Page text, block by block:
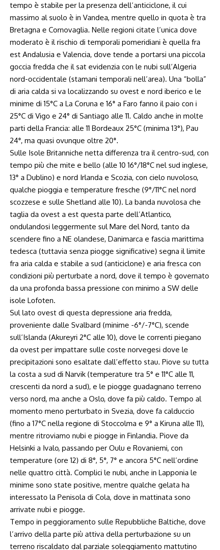
tempo è stabile per la presenza dell’anticiclone, il cui
massimo al suolo è in Vandea, mentre quello in quota è tra
Bretagna e Cornovaglia. Nelle regioni citate l’unica dove
moderato è il rischio di temporali pomeridiani è quella fra
est Andalusia e Valencia, dove tende a portarsi una piccola
goccia fredda che il sat evidenzia con le nubi sull’Algeria
nord-occidentale (stamani temporali nell’area). Una “bolla”
di aria calda si va localizzando su ovest e nord iberico e le
minime di 15°C a La Coruna e 16° a Faro fanno il paio con i
25°C di Vigo e 24° di Santiago alle 11. Caldo anche in molte
parti della Francia: alle 11 Bordeaux 25°C (minima 13°), Pau
24°, ma quasi ovunque oltre 20°.
Sulle Isole Britanniche netta differenza tra il centro-sud, con
tempo più che mite e bello (alle 10 16°/18°C nel sud inglese,
13° a Dublino) e nord Irlanda e Scozia, con cielo nuvoloso,
qualche pioggia e temperature fresche (9°/11°C nel nord
scozzese e sulle Shetland alle 10). La banda nuvolosa che
taglia da ovest a est questa parte dell’Atlantico,
ondulandosi leggermente sul Mare del Nord, tanto da
scendere fino a NE olandese, Danimarca e fascia marittima
tedesca (tuttavia senza piogge significative) segna il limite
fra aria calda e stabile a sud (anticiclone) e aria fresca con
condizioni più perturbate a nord, dove il tempo è governato
da una profonda bassa pressione con minimo a SW delle
isole Lofoten.
Sul lato ovest di questa depressione aria fredda,
proveniente dalle Svalbard (minime -6°/-7°C), scende
sull’Islanda (Akureyri 2°C alle 10), dove le correnti piegano
da ovest per impattare sulle coste norvegesi dove le
precipitazioni sono esaltate dall’effetto stau. Piove su tutta
la costa a sud di Narvik (temperature tra 5° e 11°C alle 11,
crescenti da nord a sud), e le piogge guadagnano terreno
verso nord, ma anche a Oslo, dove fa più caldo. Tempo al
momento meno perturbato in Svezia, dove fa calduccio
(fino a 17°C nella regione di Stoccolma e 9° a Kiruna alle 11),
mentre ritroviamo nubi e piogge in Finlandia. Piove da
Helsinki a Ivalo, passando per Oulu e Rovaniemi, con
temperature (ore 12) di 8°, 5°, 7° e ancora 5°C nell’ordine
nelle quattro città. Complici le nubi, anche in Lapponia le
minime sono state positive, mentre qualche gelata ha
interessato la Penisola di Cola, dove in mattinata sono
arrivate nubi e piogge.
Tempo in peggioramento sulle Repubbliche Baltiche, dove
l’arrivo della parte più attiva della perturbazione su un
terreno riscaldato dal parziale soleggiamento mattutino